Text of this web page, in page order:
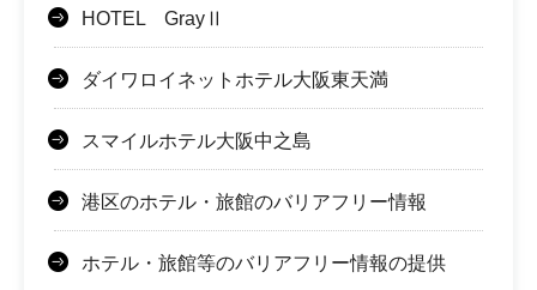
HOTEL GrayⅡ
ダイワロイネットホテル大阪東天満
スマイルホテル大阪中之島
港区のホテル・旅館のバリアフリー情報
ホテル・旅館等のバリアフリー情報の提供